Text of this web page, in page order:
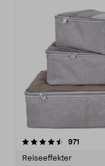
971
Reiseeffekter
4.5 av 5 stjerner